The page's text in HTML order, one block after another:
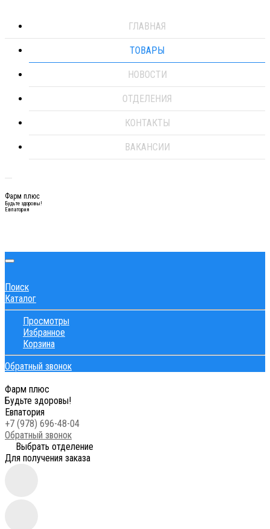
ГЛАВНАЯ
ТОВАРЫ
НОВОСТИ
ОТДЕЛЕНИЯ
КОНТАКТЫ
ВАКАНСИИ
Фарм плюс
Будьте здоровы!
Евпатория
Поиск
Каталог
Просмотры
Избранное
Корзина
Обратный звонок
Фарм плюс
Будьте здоровы!
Евпатория
+7 (978) 696-48-04
Обратный звонок
Выбрать отделение
Для получения заказа